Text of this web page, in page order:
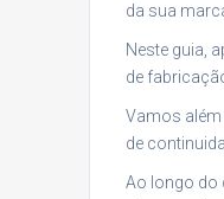
da sua
Neste guia,
de
Vamos
de
Ao longo do